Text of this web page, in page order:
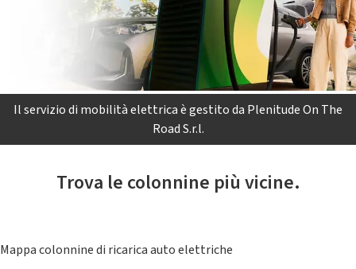
Il servizio di mobilità elettrica è gestito da Plenitude On The
Road S.r.l.
Trova le colonnine più vicine.
Mappa colonnine di ricarica auto elettriche